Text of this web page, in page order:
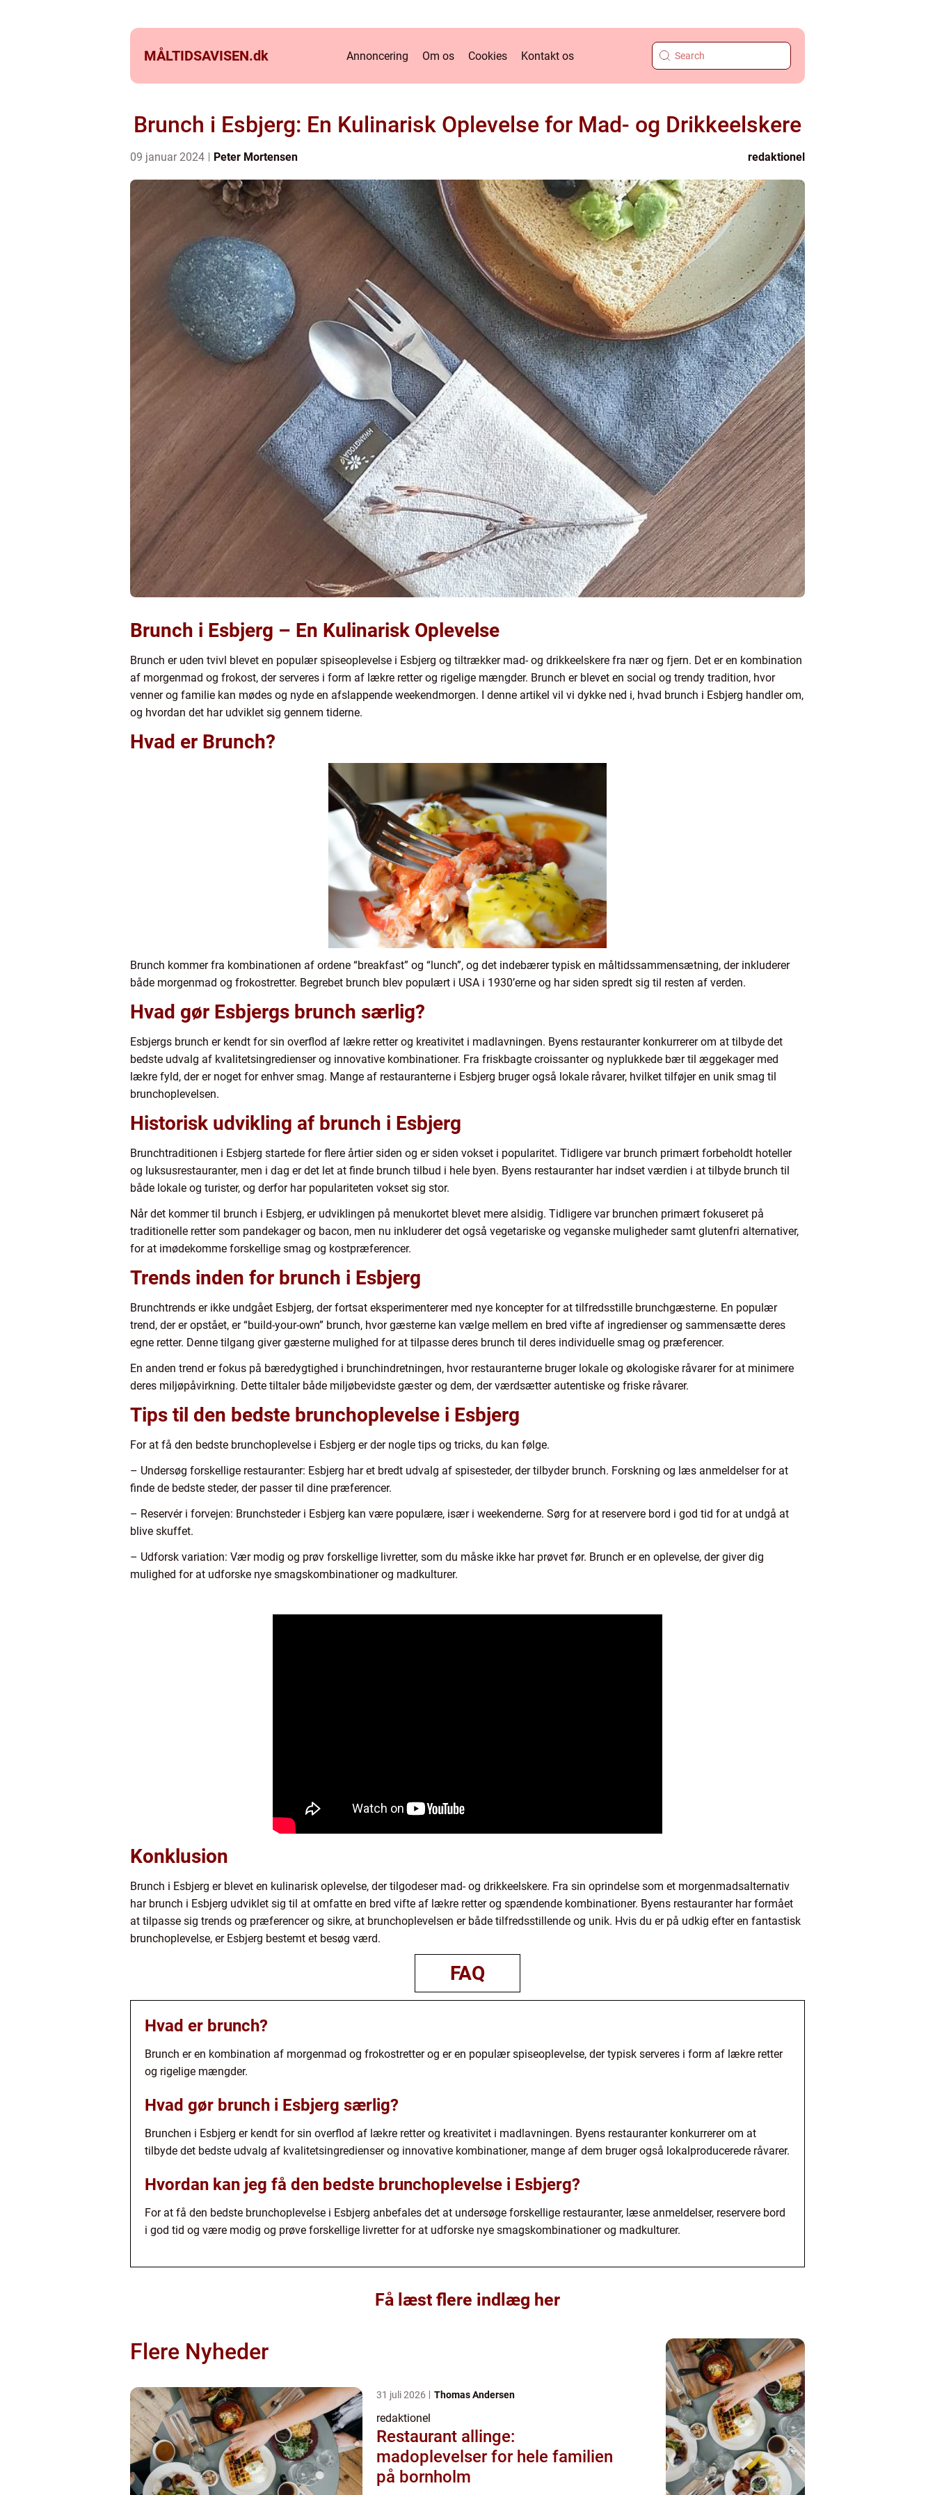
MÅLTIDSAVISEN.dk Annoncering Om os Cookies Kontakt os
Brunch i Esbjerg: En Kulinarisk Oplevelse for Mad- og Drikkeelskere
09 januar 2024 Peter Mortensen redaktionel
Brunch i Esbjerg – En Kulinarisk Oplevelse
Brunch er uden tvivl blevet en populær spiseoplevelse i Esbjerg og tiltrækker mad- og drikkeelskere fra nær og fjern. Det er en kombination
af morgenmad og frokost, der serveres i form af lækre retter og rigelige mængder. Brunch er blevet en social og trendy tradition, hvor
venner og familie kan mødes og nyde en afslappende weekendmorgen. I denne artikel vil vi dykke ned i, hvad brunch i Esbjerg handler om,
og hvordan det har udviklet sig gennem tiderne.
Hvad er Brunch?
Brunch kommer fra kombinationen af ordene “breakfast” og “lunch”, og det indebærer typisk en måltidssammensætning, der inkluderer
både morgenmad og frokostretter. Begrebet brunch blev populært i USA i 1930’erne og har siden spredt sig til resten af verden.
Hvad gør Esbjergs brunch særlig?
Esbjergs brunch er kendt for sin overflod af lækre retter og kreativitet i madlavningen. Byens restauranter konkurrerer om at tilbyde det
bedste udvalg af kvalitetsingredienser og innovative kombinationer. Fra friskbagte croissanter og nyplukkede bær til æggekager med
lækre fyld, der er noget for enhver smag. Mange af restauranterne i Esbjerg bruger også lokale råvarer, hvilket tilføjer en unik smag til
brunchoplevelsen.
Historisk udvikling af brunch i Esbjerg
Brunchtraditionen i Esbjerg startede for flere årtier siden og er siden vokset i popularitet. Tidligere var brunch primært forbeholdt hoteller
og luksusrestauranter, men i dag er det let at finde brunch tilbud i hele byen. Byens restauranter har indset værdien i at tilbyde brunch til
både lokale og turister, og derfor har populariteten vokset sig stor.
Når det kommer til brunch i Esbjerg, er udviklingen på menukortet blevet mere alsidig. Tidligere var brunchen primært fokuseret på
traditionelle retter som pandekager og bacon, men nu inkluderer det også vegetariske og veganske muligheder samt glutenfri alternativer,
for at imødekomme forskellige smag og kostpræferencer.
Trends inden for brunch i Esbjerg
Brunchtrends er ikke undgået Esbjerg, der fortsat eksperimenterer med nye koncepter for at tilfredsstille brunchgæsterne. En populær
trend, der er opstået, er “build-your-own” brunch, hvor gæsterne kan vælge mellem en bred vifte af ingredienser og sammensætte deres
egne retter. Denne tilgang giver gæsterne mulighed for at tilpasse deres brunch til deres individuelle smag og præferencer.
En anden trend er fokus på bæredygtighed i brunchindretningen, hvor restauranterne bruger lokale og økologiske råvarer for at minimere
deres miljøpåvirkning. Dette tiltaler både miljøbevidste gæster og dem, der værdsætter autentiske og friske råvarer.
Tips til den bedste brunchoplevelse i Esbjerg
For at få den bedste brunchoplevelse i Esbjerg er der nogle tips og tricks, du kan følge.
– Undersøg forskellige restauranter: Esbjerg har et bredt udvalg af spisesteder, der tilbyder brunch. Forskning og læs anmeldelser for at
finde de bedste steder, der passer til dine præferencer.
– Reservér i forvejen: Brunchsteder i Esbjerg kan være populære, især i weekenderne. Sørg for at reservere bord i god tid for at undgå at
blive skuffet.
– Udforsk variation: Vær modig og prøv forskellige livretter, som du måske ikke har prøvet før. Brunch er en oplevelse, der giver dig
mulighed for at udforske nye smagskombinationer og madkulturer.
Konklusion
Brunch i Esbjerg er blevet en kulinarisk oplevelse, der tilgodeser mad- og drikkeelskere. Fra sin oprindelse som et morgenmadsalternativ
har brunch i Esbjerg udviklet sig til at omfatte en bred vifte af lækre retter og spændende kombinationer. Byens restauranter har formået
at tilpasse sig trends og præferencer og sikre, at brunchoplevelsen er både tilfredsstillende og unik. Hvis du er på udkig efter en fantastisk
brunchoplevelse, er Esbjerg bestemt et besøg værd.
FAQ
Hvad er brunch?
Brunch er en kombination af morgenmad og frokostretter og er en populær spiseoplevelse, der typisk serveres i form af lækre retter
og rigelige mængder.
Hvad gør brunch i Esbjerg særlig?
Brunchen i Esbjerg er kendt for sin overflod af lækre retter og kreativitet i madlavningen. Byens restauranter konkurrerer om at
tilbyde det bedste udvalg af kvalitetsingredienser og innovative kombinationer, mange af dem bruger også lokalproducerede råvarer.
Hvordan kan jeg få den bedste brunchoplevelse i Esbjerg?
For at få den bedste brunchoplevelse i Esbjerg anbefales det at undersøge forskellige restauranter, læse anmeldelser, reservere bord
i god tid og være modig og prøve forskellige livretter for at udforske nye smagskombinationer og madkulturer.
Få læst flere indlæg her
Flere Nyheder
31 juli 2026 Thomas Andersen
redaktionel
Restaurant allinge:
madoplevelser for hele familien
på bornholm